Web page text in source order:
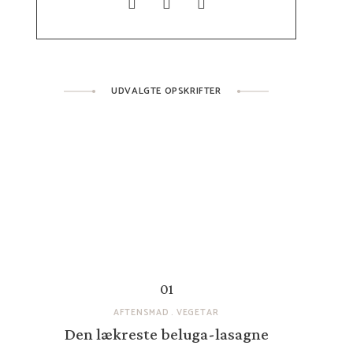
UDVALGTE OPSKRIFTER
AFTENSMAD VEGETAR
Den lækreste beluga-lasagne